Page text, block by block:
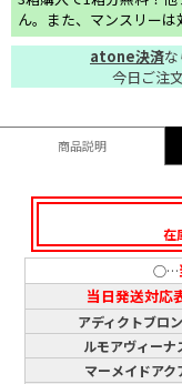
ん。また、マンスリーは
atone決済
今日ご注
商品説明
在
○…
当日発送対応
アディクトブロ
ルモアヴィーナ
マーメイドアク